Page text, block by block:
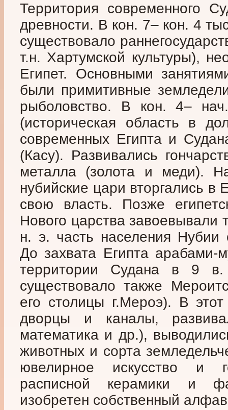
Территория современного
древности. В кон. 7– кон. 4
существовало
т.н. Хартумской культуры),
Египет. Основными
были примитивные
рыболовство. В кон. 4–
(историческая область в
современных Египта и
(Касу). Развивались
металла (золота и меди).
нубийские цари вторгались в
свою власть. Позже
Нового царства
н. э. часть населения Нубии
До захвата Египта
территории Судана в 9
существовало также
его столицы г.Мероэ). В
дворцы и каналы,
математика и др.),
животных и сорта
ювелирное искусство и
расписной керамики и
изобретен собственный